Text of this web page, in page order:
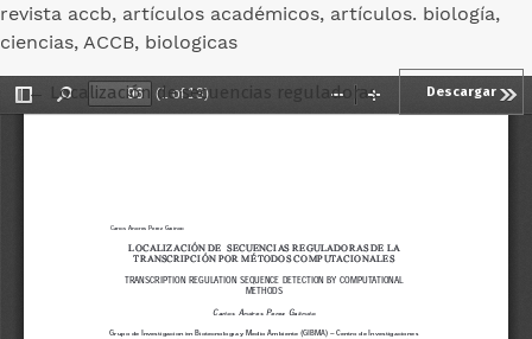
revista accb, artículos académicos, artículos. biología,
ciencias, ACCB, biologicas
← Volver a los detalles del artículo
Localización de secuencias reguladoras de laDescargar